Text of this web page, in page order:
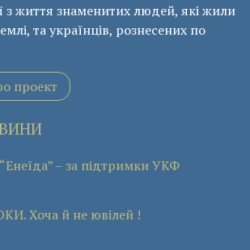
з життя знаменитих людей, які жили
та українців, рознесених по
проект
– за підтримки УКФ
Хоча й не ювілей !